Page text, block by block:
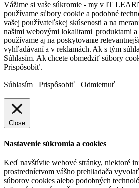
Vážime si vaše súkromie - my v IT
používame súbory cookie a podobné
vašej používateľskej skúsenosti a na
našimi webovými lokalitami, produktami a
používame aj na poskytovanie
vyhľadávaní a v reklamách. Ak s tým
Súhlasím. Ak chcete obmedziť súbory
Prispôsobiť.
Súhlasím Prispôsobiť Odmietnuť
Close
Nastavenie súkromia a cookies
Keď navštívite webové stránky, niektoré
prostredníctvom vášho prehliadača
súborov cookies alebo podobných